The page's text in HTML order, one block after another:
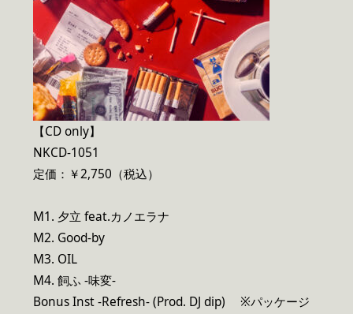
【CD only】
NKCD-1051
定価：￥2,750（税込）
M1. 夕立 feat.カノエラナ
M2. Good-by
M3. OIL
M4. 飼ふ -味変-
Bonus Inst -Refresh- (Prod. DJ dip) ※パッケージ